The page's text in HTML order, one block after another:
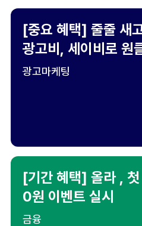
[중요 혜택] 줄줄 새
광고비, 세이비로 원
광고마케팅
[기간 혜택] 올라 ,
0원 이벤트 실시
금융